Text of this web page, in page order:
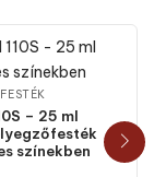
– 25 ml
színekben